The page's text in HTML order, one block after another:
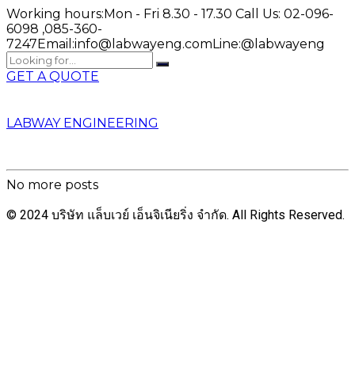
Working hours:Mon - Fri 8.30 - 17.30 Call Us: 02-096-
6098 ,085-360-
7247Email:info@labwayeng.comLine:@labwayeng
GET A QUOTE
LABWAY ENGINEERING
No more posts
© 2024 บริษัท แล็บเวย์ เอ็นจิเนียริ่ง จำกัด. All Rights Reserved.